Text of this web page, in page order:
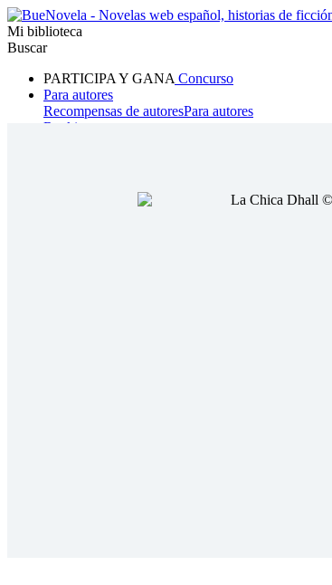
Mi biblioteca
Buscar
PARTICIPA Y GANA Concurso
Para autores
Recompensas de autoresPara autores
Ranking
Hombre lobo Mafia SistemaFantasía